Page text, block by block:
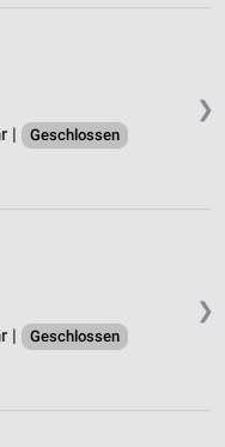
❯
|
Geschlossen
❯
|
Geschlossen